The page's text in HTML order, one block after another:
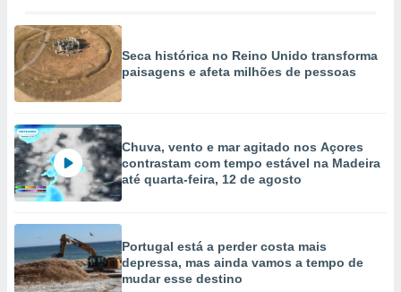
Seca histórica no Reino Unido transforma
paisagens e afeta milhões de pessoas
Chuva, vento e mar agitado nos Açores
contrastam com tempo estável na Madeira
até quarta-feira, 12 de agosto
Portugal está a perder costa mais
depressa, mas ainda vamos a tempo de
mudar esse destino